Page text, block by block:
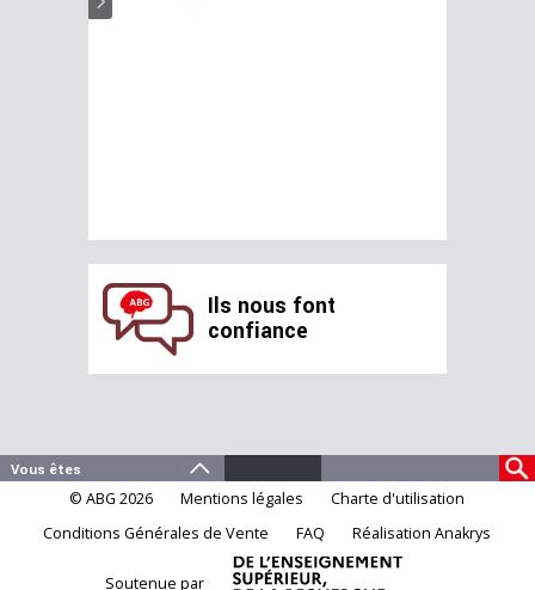
Ils nous font
confiance
© ABG 2026 Mentions légales
Charte d'utilisation
Conditions Générales de Vente
FAQ Réalisation Anakrys
Soutenue par